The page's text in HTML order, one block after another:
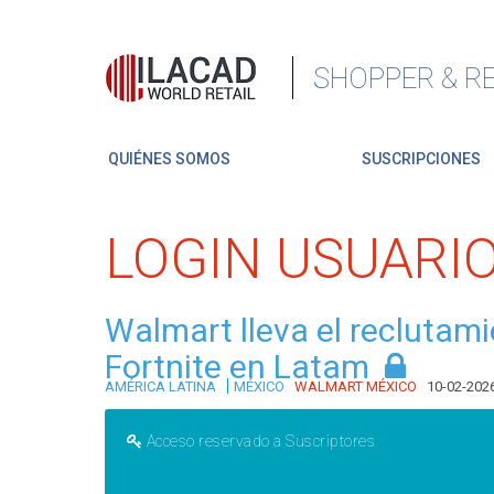
SHOPPER &
QUIÉNES SOMOS SUSCRIPCIONES
LOGIN
Walmart lleva el
Fortnite en Latam
AMÉRICA LATINA | MÉXICO WALMART MÉXICO 10-02-
Acceso reservado a Suscriptores